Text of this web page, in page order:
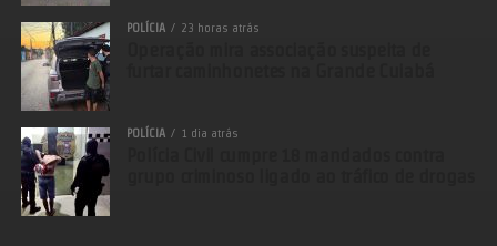
POLÍCIA 23 horas atrás
POLÍCIA 1 dia atrás